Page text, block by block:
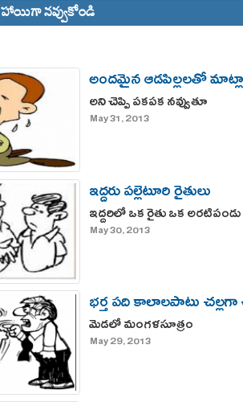
హాయిగా నవ్వుకోండి
అందమైన ఆడపిల్లలతో
అని చెప్పి పకపక నవ్వుతూ
May 31, 2013
ఇద్దరు పల్లెటూరి రైతులు
ఇద్దరిలో ఒక రైతు ఒక అరటిపండు
May 30, 2013
భర్త పది కాలాలపాటు
మెడలో మంగళసూత్రం
May 29, 2013